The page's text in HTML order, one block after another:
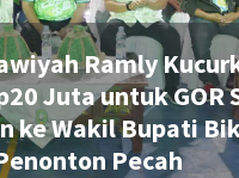
Ramly
Juta untuk GOR
ke Wakil Bupati
Pecah